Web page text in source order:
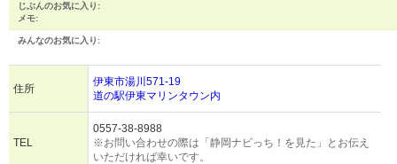
じぶんのお気に入り:
メモ:
みんなのお気に入り:
住所
伊東市湯川571-19
道の駅伊東マリンタウン内
TEL
0557-38-8988
※お問い合わせの際は「静岡ナビっち！を見た」とお伝え
いただければ幸いです。